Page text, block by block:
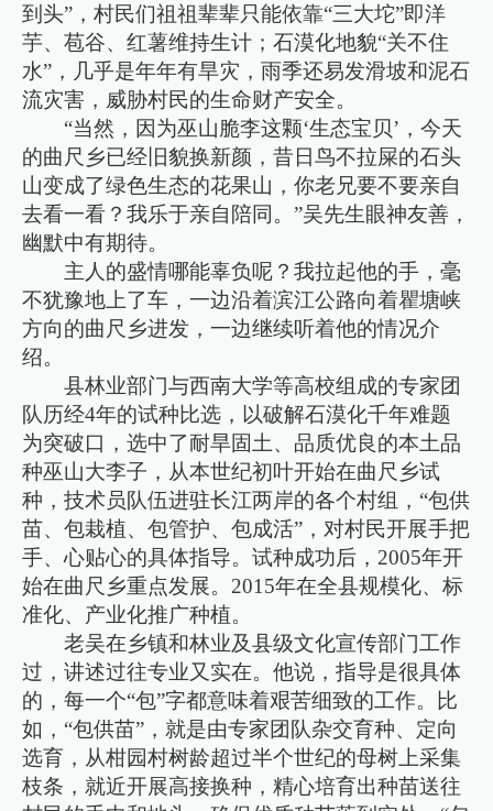
到头”，村民们祖祖辈辈只能依靠“三大坨”即洋
芋、苞谷、红薯维持生计；石漠化地貌“关不住
水”，几乎是年年有旱灾，雨季还易发滑坡和泥石
流灾害，威胁村民的生命财产安全。
“当然，因为巫山脆李这颗‘生态宝贝’，今天
的曲尺乡已经旧貌换新颜，昔日鸟不拉屎的石头
山变成了绿色生态的花果山，你老兄要不要亲自
去看一看？我乐于亲自陪同。”吴先生眼神友善，
幽默中有期待。
主人的盛情哪能辜负呢？我拉起他的手，毫
不犹豫地上了车，一边沿着滨江公路向着瞿塘峡
方向的曲尺乡进发，一边继续听着他的情况介
绍。
县林业部门与西南大学等高校组成的专家团
队历经4年的试种比选，以破解石漠化千年难题
为突破口，选中了耐旱固土、品质优良的本土品
种巫山大李子，从本世纪初叶开始在曲尺乡试
种，技术员队伍进驻长江两岸的各个村组，“包供
苗、包栽植、包管护、包成活”，对村民开展手把
手、心贴心的具体指导。试种成功后，2005年开
始在曲尺乡重点发展。2015年在全县规模化、标
准化、产业化推广种植。
老吴在乡镇和林业及县级文化宣传部门工作
过，讲述过往专业又实在。他说，指导是很具体
的，每一个“包”字都意味着艰苦细致的工作。比
如，“包供苗”，就是由专家团队杂交育种、定向
选育，从柑园村树龄超过半个世纪的母树上采集
枝条，就近开展高接换种，精心培育出种苗送往